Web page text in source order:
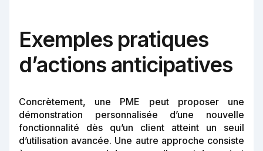
Exemples pratiques
d’actions anticipatives
Concrètement, une PME peut proposer une
démonstration personnalisée d’une nouvelle
fonctionnalité dès qu’un client atteint un seuil
d’utilisation avancée. Une autre approche consiste